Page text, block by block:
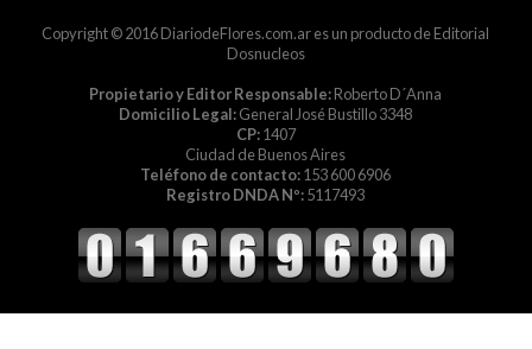
Copyright © 2016 DiariodeFlores.com.ar es un producto de Editorial
Dosnucleos
Propietario y Editor Responsable:Roberto D´Anna
Domicilio Legal:General José Bustillo 3348
CP:1407
Ciudad de Buenos Aires
Teléfono de contacto:153 600 6906
Registro DNDA Nº:5117493